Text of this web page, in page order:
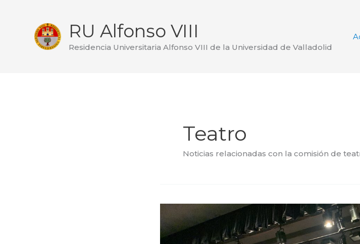
contenido
RU Alfonso VIII
Residencia Universitaria Alfonso VIII de la Universidad de Valladolid
Teatro
Noticias relacionadas con la comisión de
Teatro